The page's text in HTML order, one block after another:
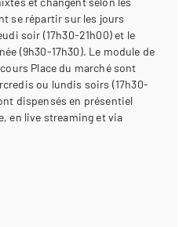
se répartir sur les jours
soir (17h30-21h00) et le
(9h30-17h30). Le module de
Place du marché sont
ou lundis soirs (17h30-
dispensés en présentiel
en live streaming et via